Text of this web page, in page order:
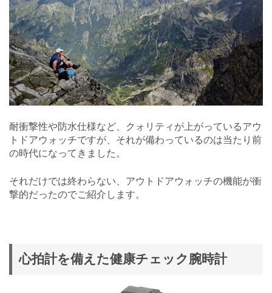
耐衝撃性や防水仕様など、クォリティが上がっているアウ
トドアウォッチですが、それが備わっているのは当たり前
の時代になってきました。
それだけでは終わらない、アウトドアウォッチの機能が衝
撃的だったのでご紹介します。
心拍計を備えた健康チェック腕時計